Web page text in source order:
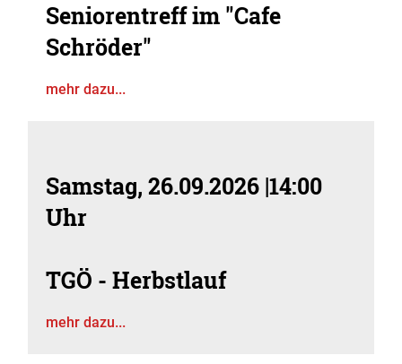
Seniorentreff im "Cafe
Schröder"
mehr dazu...
Samstag, 26.09.2026 |14:00
Uhr
TGÖ - Herbstlauf
mehr dazu...